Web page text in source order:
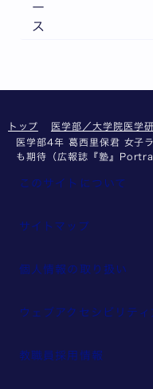
ー
ス
トップ 医学部／大学院医学
医学部4年 葛西里保君 女子
も期待（広報誌『塾』
このサイトについて
サイトマップ
個人情報の取り扱い
ウェブアクセシビリティ
教職員採用情報